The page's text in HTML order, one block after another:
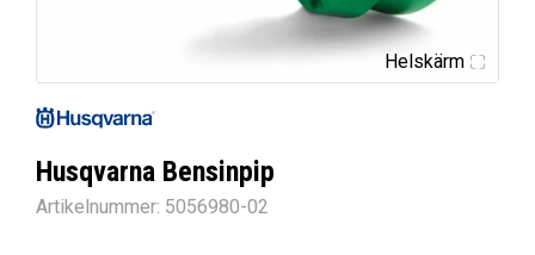
Helskärm
Husqvarna Bensinpip
Artikelnummer: 5056980-02